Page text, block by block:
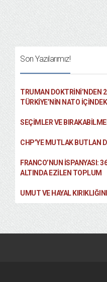
Son Yazılarımız!
TRUMAN DOKTRINI’NDEN
TÜRKIYE’NIN NATO
SEÇIMLER VE
CHP’YE MUTLAK BUTLAN
FRANCO’NUN İSPANYASI:
ALTINDA EZILEN TOPLUM
UMUT VE HAYAL